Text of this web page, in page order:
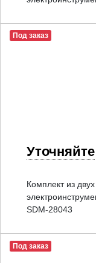
Под заказ
Уточняйте
Комплект из
SDM-28043
Под заказ